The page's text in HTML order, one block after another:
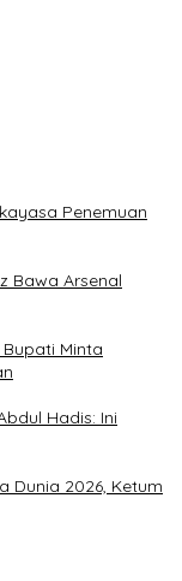
Penemuan
Bawa Arsenal
Minta
Hadis: Ini
Dunia 2026, Ketum